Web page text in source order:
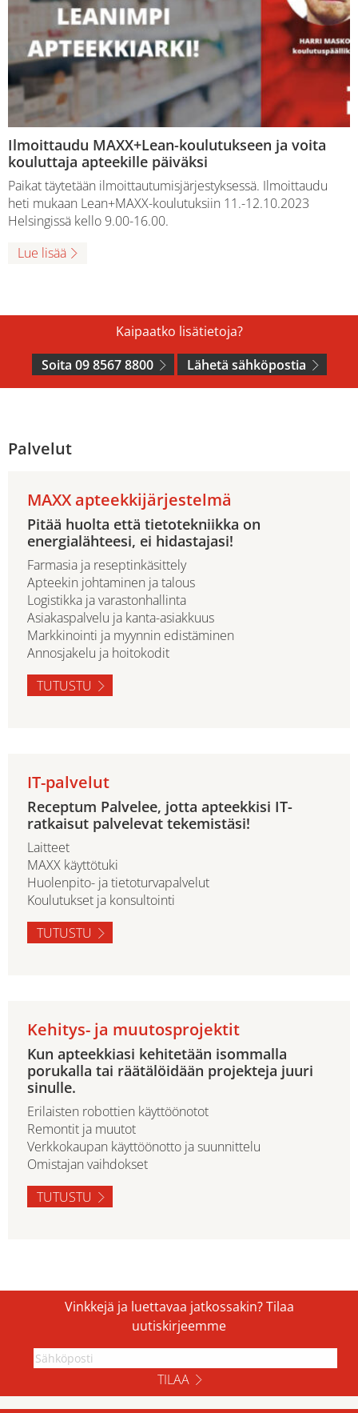
Ilmoittaudu MAXX+Lean-koulutukseen ja voita
kouluttaja apteekille päiväksi
Paikat täytetään ilmoittautumisjärjestyksessä. Ilmoittaudu
heti mukaan Lean+MAXX-koulutuksiin 11.-12.10.2023
Helsingissä kello 9.00-16.00.
Lue lisää
Kaipaatko lisätietoja?
Soita 09 8567 8800
Lähetä sähköpostia
Palvelut
MAXX apteekkijärjestelmä
Pitää huolta että tietotekniikka on
energialähteesi, ei hidastajasi!
Farmasia ja reseptinkäsittely
Apteekin johtaminen ja talous
Logistikka ja varastonhallinta
Asiakaspalvelu ja kanta-asiakkuus
Markkinointi ja myynnin edistäminen
Annosjakelu ja hoitokodit
TUTUSTU
IT-palvelut
Receptum Palvelee, jotta apteekkisi IT-
ratkaisut palvelevat tekemistäsi!
Laitteet
MAXX käyttötuki
Huolenpito- ja tietoturvapalvelut
Koulutukset ja konsultointi
TUTUSTU
Kehitys- ja muutosprojektit
Kun apteekkiasi kehitetään isommalla
porukalla tai räätälöidään projekteja juuri
sinulle.
Erilaisten robottien käyttöönotot
Remontit ja muutot
Verkkokaupan käyttöönotto ja suunnittelu
Omistajan vaihdokset
TUTUSTU
Vinkkejä ja luettavaa jatkossakin? Tilaa
uutiskirjeemme
TILAA